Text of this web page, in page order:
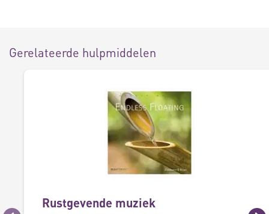
Gerelateerde hulpmiddelen
Rustgevende muziek